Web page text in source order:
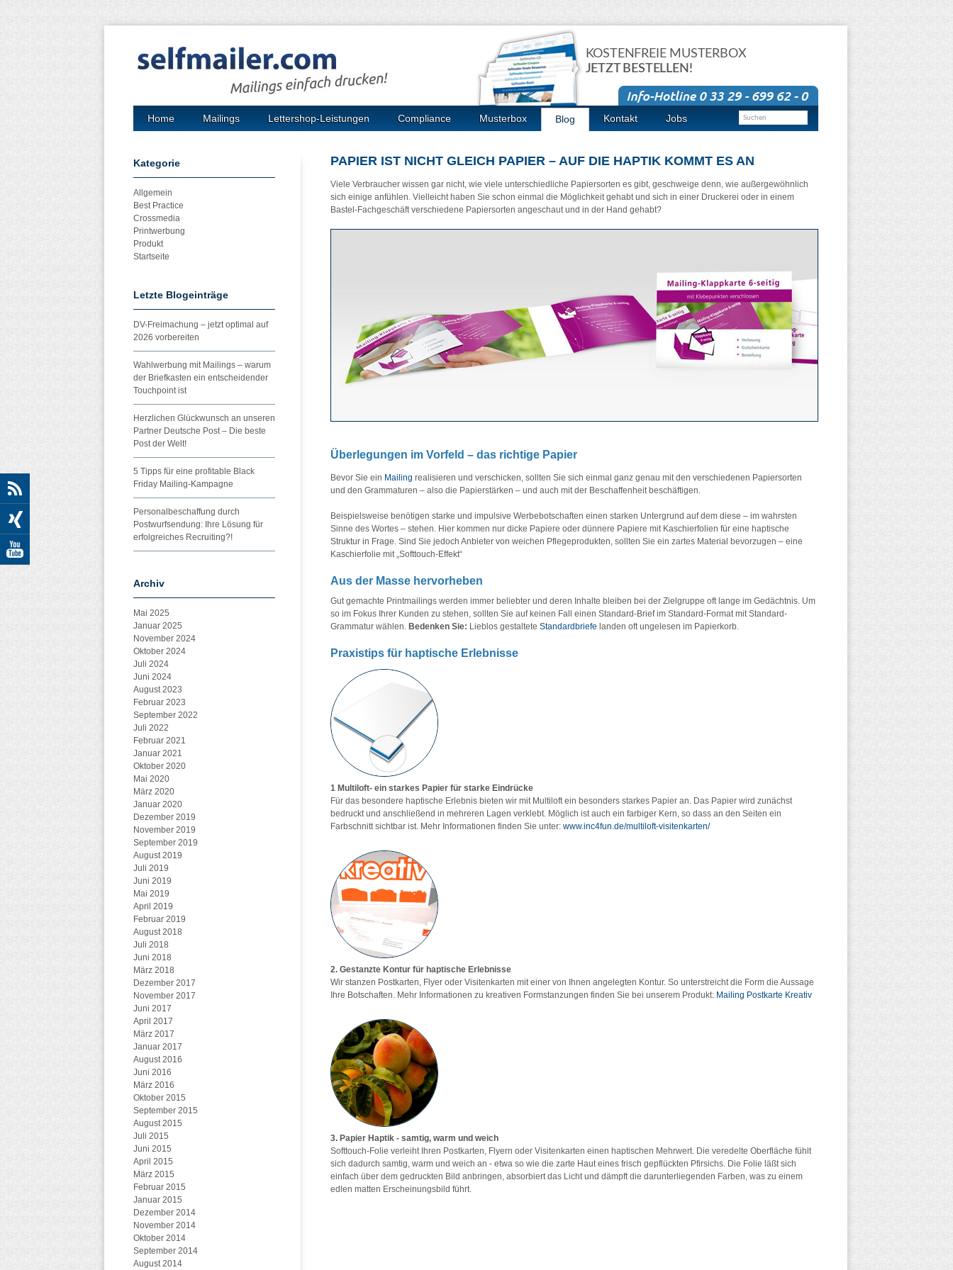
KOSTENFREIE MUSTERBOX
JETZT BESTELLEN!
Home Mailings Lettershop-Leistungen Compliance Musterbox Blog Kontakt Jobs
PAPIER IST NICHT GLEICH PAPIER – AUF DIE HAPTIK KOMMT ES AN
Viele Verbraucher wissen gar nicht, wie viele unterschiedliche Papiersorten es gibt, geschweige denn, wie außergewöhnlich
sich einige anfühlen. Vielleicht haben Sie schon einmal die Möglichkeit gehabt und sich in einer Druckerei oder in einem
Bastel-Fachgeschäft verschiedene Papiersorten angeschaut und in der Hand gehabt?
Überlegungen im Vorfeld – das richtige Papier
Bevor Sie ein Mailing realisieren und verschicken, sollten Sie sich einmal ganz genau mit den verschiedenen Papiersorten
und den Grammaturen – also die Papierstärken – und auch mit der Beschaffenheit beschäftigen.
Beispielsweise benötigen starke und impulsive Werbebotschaften einen starken Untergrund auf dem diese – im wahrsten
Sinne des Wortes – stehen. Hier kommen nur dicke Papiere oder dünnere Papiere mit Kaschierfolien für eine haptische
Struktur in Frage. Sind Sie jedoch Anbieter von weichen Pflegeprodukten, sollten Sie ein zartes Material bevorzugen – eine
Kaschierfolie mit „Softtouch-Effekt“
Aus der Masse hervorheben
Gut gemachte Printmailings werden immer beliebter und deren Inhalte bleiben bei der Zielgruppe oft lange im Gedächtnis. Um
so im Fokus Ihrer Kunden zu stehen, sollten Sie auf keinen Fall einen Standard-Brief im Standard-Format mit Standard-
Grammatur wählen. Bedenken Sie: Lieblos gestalteteStandardbriefe landen oft ungelesen im Papierkorb.
Praxistips für haptische Erlebnisse
1 Multiloft- ein starkes Papier für starke Eindrücke
Für das besondere haptische Erlebnis bieten wir mit Multiloft ein besonders starkes Papier an. Das Papier wird zunächst
bedruckt und anschließend in mehreren Lagen verklebt. Möglich ist auch ein farbiger Kern, so dass an den Seiten ein
Farbschnitt sichtbar ist. Mehr Informationen finden Sie unter:www.inc4fun.de/multiloft-visitenkarten/
2. Gestanzte Kontur für haptische Erlebnisse
Wir stanzen Postkarten, Flyer oder Visitenkarten mit einer von Ihnen angelegten Kontur. So unterstreicht die Form die Aussage
Ihre Botschaften. Mehr Informationen zu kreativen Formstanzungen finden Sie bei unserem Produkt: Mailing Postkarte Kreativ
3. Papier Haptik - samtig, warm und weich
Softtouch-Folie verleiht Ihren Postkarten, Flyern oder Visitenkarten einen haptischen Mehrwert. Die veredelte Oberfläche fühlt
sich dadurch samtig, warm und weich an - etwa so wie die zarte Haut eines frisch gepflückten Pfirsichs. Die Folie läßt sich
einfach über dem gedruckten Bild anbringen, absorbiert das Licht und dämpft die darunterliegenden Farben, was zu einem
edlen matten Erscheinungsbild führt.
Kategorie
Allgemein
Best Practice
Crossmedia
Printwerbung
Produkt
Startseite
Letzte Blogeinträge
DV-Freimachung – jetzt optimal auf
2026 vorbereiten
Wahlwerbung mit Mailings – warum
der Briefkasten ein entscheidender
Touchpoint ist
Herzlichen Glückwunsch an unseren
Partner Deutsche Post – Die beste
Post der Welt!
5 Tipps für eine profitable Black
Friday Mailing-Kampagne
Personalbeschaffung durch
Postwurfsendung: Ihre Lösung für
erfolgreiches Recruiting?!
Archiv
Mai 2025
Januar 2025
November 2024
Oktober 2024
Juli 2024
Juni 2024
August 2023
Februar 2023
September 2022
Juli 2022
Februar 2021
Januar 2021
Oktober 2020
Mai 2020
März 2020
Januar 2020
Dezember 2019
November 2019
September 2019
August 2019
Juli 2019
Juni 2019
Mai 2019
April 2019
Februar 2019
August 2018
Juli 2018
Juni 2018
März 2018
Dezember 2017
November 2017
Juni 2017
April 2017
März 2017
Januar 2017
August 2016
Juni 2016
März 2016
Oktober 2015
September 2015
August 2015
Juli 2015
Juni 2015
April 2015
März 2015
Februar 2015
Januar 2015
Dezember 2014
November 2014
Oktober 2014
September 2014
August 2014